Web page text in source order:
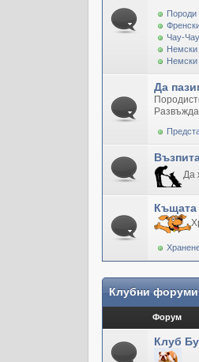
Породи
Чау-Чау
Немски
Да
Да
Къщата
Клубни форуми
Форум
Клуб